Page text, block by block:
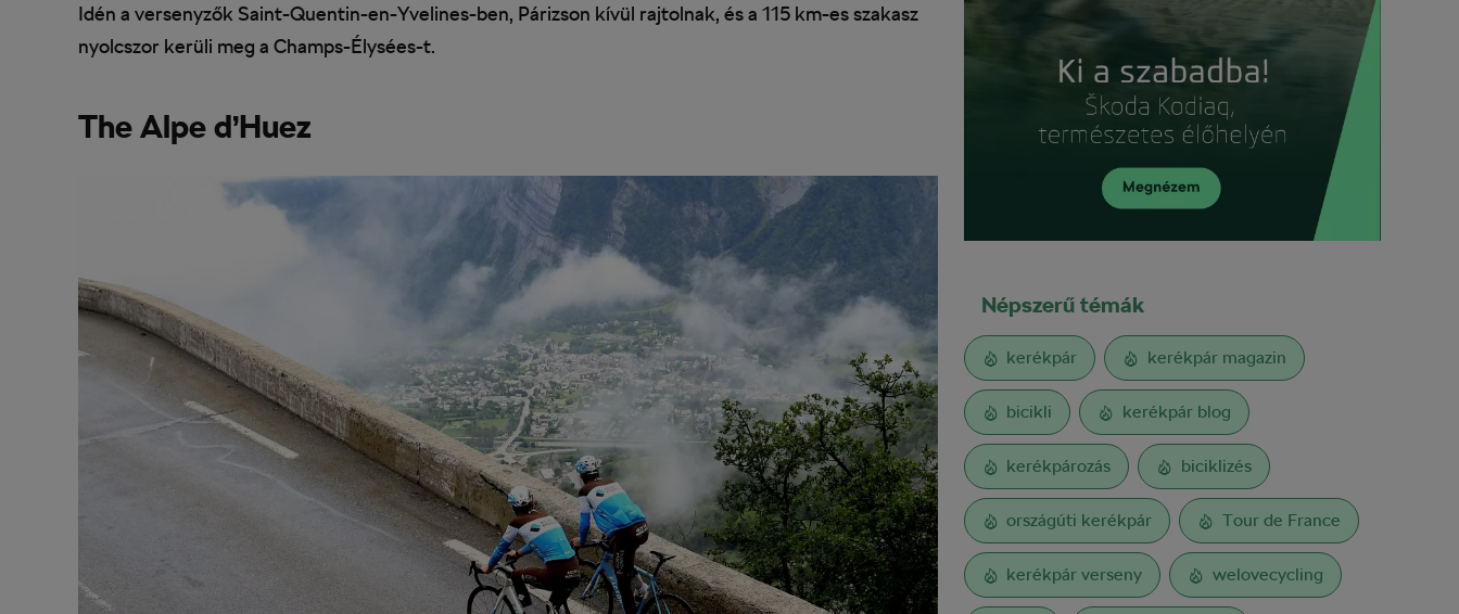
Idén a versenyzők Saint-Quentin-en-Yvelines-ben, Párizson kívül rajtolnak, és a 115 km-es szakasz
nyolcszor kerüli meg a Champs-Élysées-t.
The Alpe d’Huez
Népszerű témák
kerékpár kerékpár magazin
bicikli kerékpár blog
kerékpározás biciklizés
országúti kerékpár Tour de France
kerékpár verseny welovecycling